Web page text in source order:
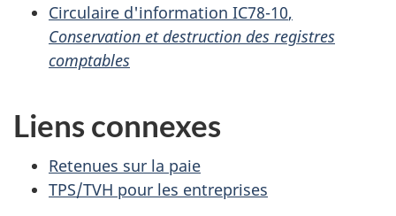
Circulaire d'information IC78-10,
Conservation et destruction des registres
comptables
Liens connexes
Retenues sur la paie
TPS/TVH pour les entreprises